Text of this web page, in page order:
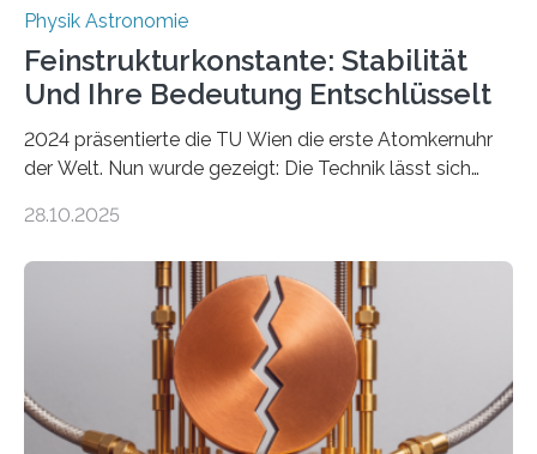
Physik Astronomie
Feinstrukturkonstante: Stabilität
Und Ihre Bedeutung Entschlüsselt
2024 präsentierte die TU Wien die erste Atomkernuhr
der Welt. Nun wurde gezeigt: Die Technik lässt sich
fundamentalen Physik nachzugehen. Thorium-
Messungen verwenden. Das hatte man jahrzehntelang
vermutet, weltweit war nach den passenden
Atomkern-Zuständen gesucht worden, 2024 gelang
einem Team der TU Wien mit Unterstützung
internationaler Partner der entscheidende Durchbruch:
Der lange diskutierte Thorium-Kernübergang wurde
28.10.2025